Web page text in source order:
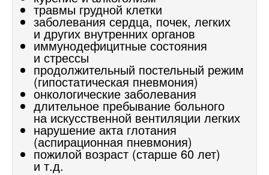
травмы грудной клетки
заболевания сердца, почек, легких
и других внутренних органов
иммунодефицитные состояния
и стрессы
продолжительный постельный режим
(гипостатическая пневмония)
онкологические заболевания
длительное пребывание больного
на искусственной вентиляции легких
нарушение акта глотания
(аспирационная пневмония)
пожилой возраст (старше 60 лет)
и т.д.